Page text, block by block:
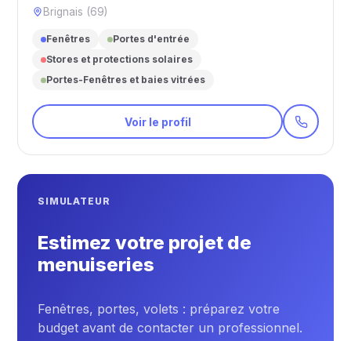
Brignais (69)
Fenêtres
Portes d'entrée
Stores et protections solaires
Portes-Fenêtres et baies vitrées
Voir le profil
SIMULATEUR
Estimez votre projet de
menuiseries
Fenêtres, portes, volets : préparez votre
budget avant de contacter un professionnel.